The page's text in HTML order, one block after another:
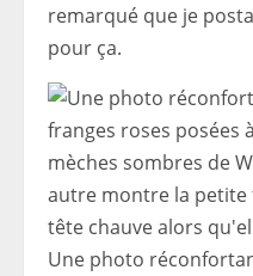
remarqué que je
pour ça.
Une photo